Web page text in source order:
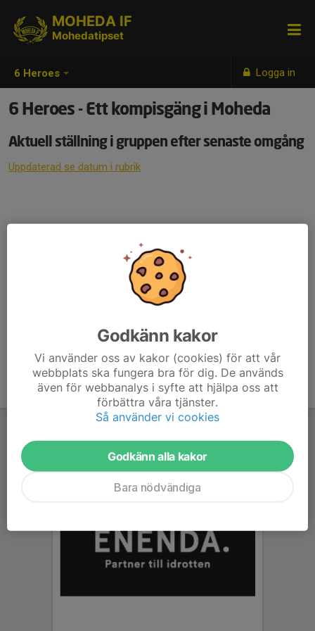
6 Heroes Logga in
MOHEDA IF
Mohedatipset
6 Heroes - Ett kompisgäng i Moheda
Aktuell ställning i gruppen efter senaste omgång
Uppdaterad se datum i rubrik
Godkänn kakor
Vi använder oss av kakor (cookies) för att vår
webbplats ska fungera bra för dig. De används
även för webbanalys i syfte att hjälpa oss att
förbättra våra tjänster.
Så använder vi cookies
Godkänn alla kakor
Bara nödvändiga